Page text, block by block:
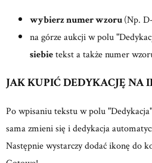
wybierz numer wzoru(Np.
na górze aukcji w polu
siebietekst a także numer
JAK KUPIĆ DEDYKACJĘ NA
Po wpisaniu tekstu w polu
sama zmieni się i dedykacja
Następnie wystarczy dodać ikonę do